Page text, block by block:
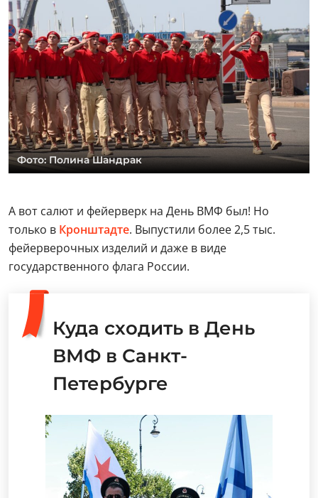
Фото: Полина Шандрак
А вот салют и фейерверк на День ВМФ был! Но
только в Кронштадте. Выпустили более 2,5 тыс.
фейерверочных изделий и даже в виде
государственного флага России.
Куда сходить в День
ВМФ в Санкт-
Петербурге